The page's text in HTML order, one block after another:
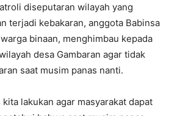
diseputaran wilayah yang
terjadi kebakaran, anggota Babinsa
binaan, menghimbau kepada
desa Gambaran agar tidak
saat musim panas nanti.
lakukan agar masyarakat dapat